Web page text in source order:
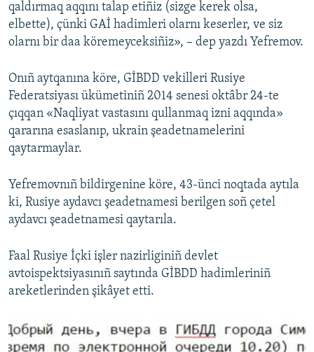
qaldırmaq aqqını talap etiñiz (sizge kerek olsa,
elbette), çünki GAİ hadimleri olarnı keserler, ve siz
olarnı bir daa köremeyceksiñiz», – dep yazdı Yefremov.
Onıñ aytqanına köre, GİBDD vekilleri Rusiye
Federatsiyası ükümetiniñ 2014 senesi oktâbr 24-te
çıqqan «Naqliyat vastasını qullanmaq izni aqqında»
qararına esaslanıp, ukrain şeadetnamelerini
qaytarmaylar.
Yefremovnıñ bildirgenine köre, 43-ünci noqtada aytıla
ki, Rusiye aydavcı şeadetnamesi berilgen soñ çetel
aydavcı şeadetnamesi qaytarıla.
Faal Rusiye İçki işler nazirliginiñ devlet
avtoispektsiyasınıñ saytında GİBDD hadimleriniñ
areketlerinden şikâyet etti.